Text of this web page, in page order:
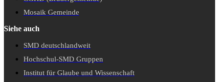
Mosaik Gemeinde
Siehe auch
SMD deutschlandweit
Hochschul-SMD Gruppen
Institut für Glaube und Wissenschaft